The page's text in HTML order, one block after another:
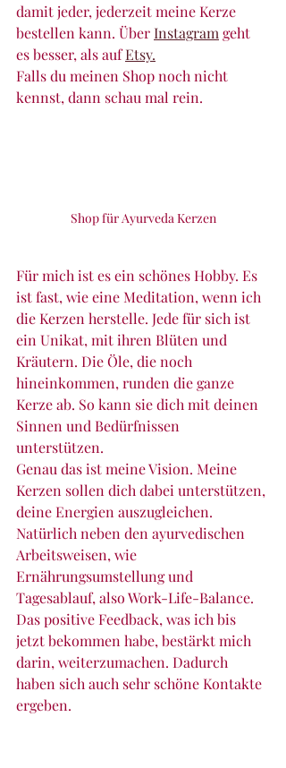
damit jeder, jederzeit meine Kerze
bestellen kann. Über Instagram geht
es besser, als auf Etsy.
Falls du meinen Shop noch nicht
kennst, dann schau mal rein.
Shop für Ayurveda Kerzen
Für mich ist es ein schönes Hobby. Es
ist fast, wie eine Meditation, wenn ich
die Kerzen herstelle. Jede für sich ist
ein Unikat, mit ihren Blüten und
Kräutern. Die Öle, die noch
hineinkommen, runden die ganze
Kerze ab. So kann sie dich mit deinen
Sinnen und Bedürfnissen
unterstützen.
Genau das ist meine Vision. Meine
Kerzen sollen dich dabei unterstützen,
deine Energien auszugleichen.
Natürlich neben den ayurvedischen
Arbeitsweisen, wie
Ernährungsumstellung und
Tagesablauf, also Work-Life-Balance.
Das positive Feedback, was ich bis
jetzt bekommen habe, bestärkt mich
darin, weiterzumachen. Dadurch
haben sich auch sehr schöne Kontakte
ergeben.